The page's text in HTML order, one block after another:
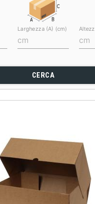
Larghezza (A) (cm)
CERCA